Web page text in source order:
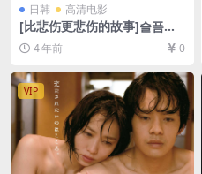
日韩 高清电影
[比悲伤更悲伤的故事]슬픔보
다 더 슬픈 이야기 (2009)[百
度网盘+迅雷云盘资源1080P
超清未删减][MP4/4GB][韩语
中字]
4 年前 0
VIP